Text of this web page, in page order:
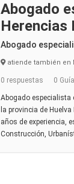
Abogado
Herencias
Abogado
atiende también en
0 respuestas 0
Abogado especialista
la provincia de
años de experiencia,
Construcción,